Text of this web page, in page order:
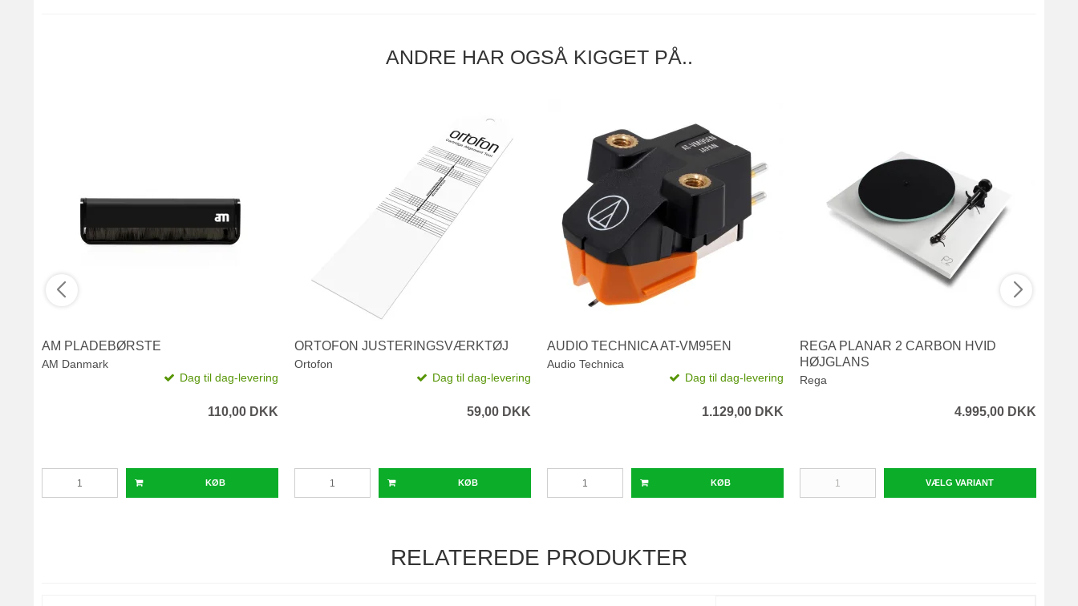
ANDRE HAR OGSÅ KIGGET PÅ..
AM PLADEBØRSTE
AM Danmark
Dag til dag-levering
110,00 DKK
KØB
ORTOFON JUSTERINGSVÆRKTØJ
Ortofon
Dag til dag-levering
59,00 DKK
KØB
AUDIO TECHNICA AT-VM95EN
Audio Technica
Dag til dag-levering
1.129,00 DKK
KØB
REGA PLANAR 2 CARBON HVID
HØJGLANS
Rega
4.995,00 DKK
VÆLG VARIANT
RELATEREDE PRODUKTER